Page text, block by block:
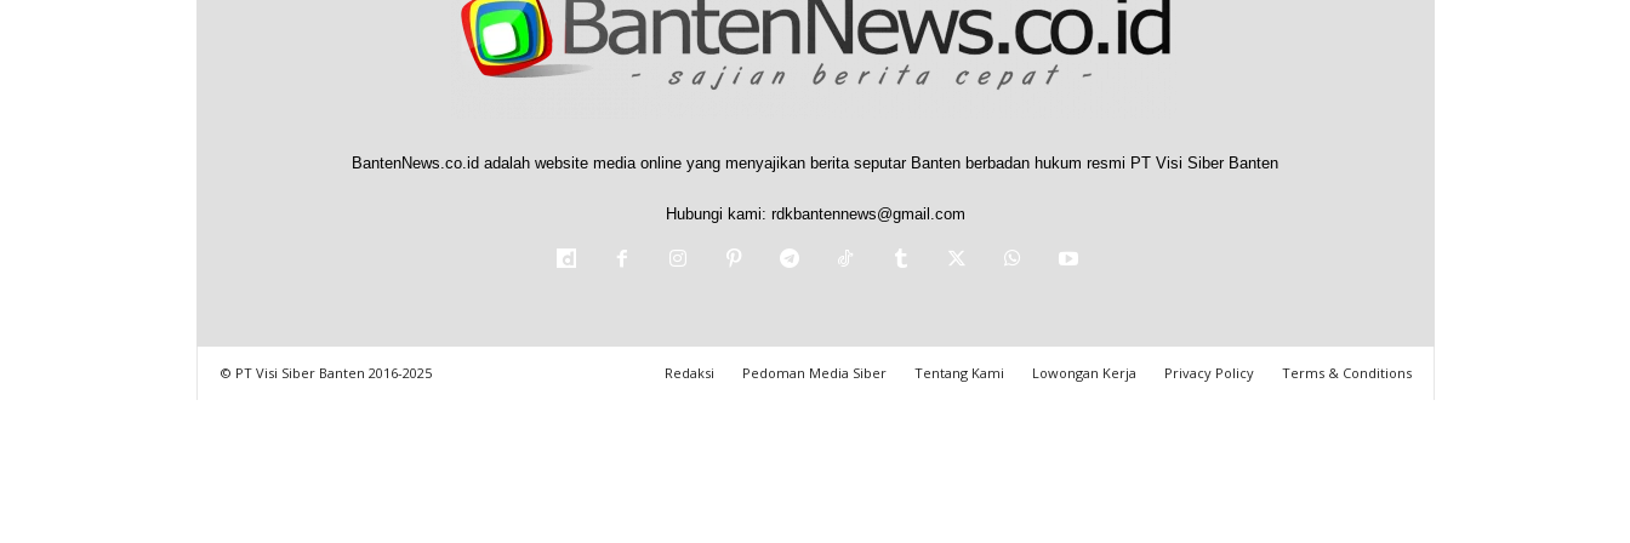
BantenNews.co.id adalah website media online yang menyajikan berita seputar Banten berbadan hukum resmi PT Visi Siber Banten
Hubungi kami: rdkbantennews@gmail.com
Redaksi Pedoman Media Siber Tentang Kami Lowongan Kerja Privacy Policy Terms & Conditions
© PT Visi Siber Banten 2016-2025